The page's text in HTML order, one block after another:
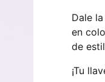
Dale
en
de
¡Tu